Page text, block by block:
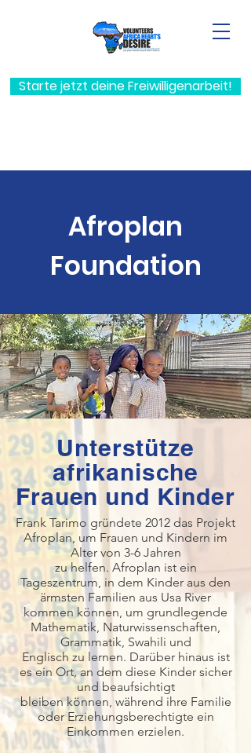
Starte jetzt deine Freiwilligenarbeit!
Afroplan
Foundation
Unterstütze
afrikanische
Frauen und Kinder
Frank Tarimo gründete 2012 das Projekt
Afroplan, um Frauen und Kindern im
Alter von 3-6 Jahren
zu helfen. Afroplan ist ein
Tageszentrum, in dem Kinder aus den
ärmsten Familien aus Usa River
kommen können, um grundlegende
Mathematik, Naturwissenschaften,
Grammatik, Swahili und
Englisch zu lernen. Darüber hinaus ist
es ein Ort, an dem diese Kinder sicher
und beaufsichtigt
bleiben können, während ihre Familie
oder Erziehungsberechtigte ein
Einkommen erzielen.